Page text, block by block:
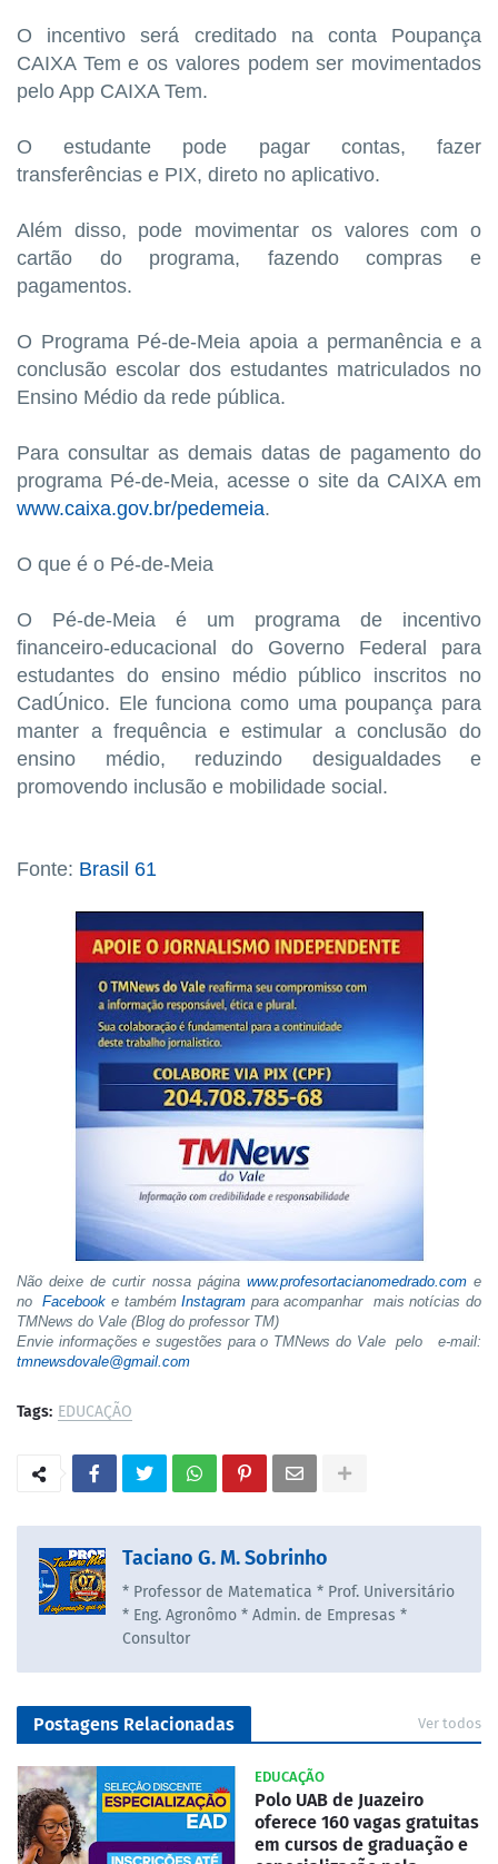
O incentivo será creditado na conta Poupança
CAIXA Tem e os valores podem ser movimentados
pelo App CAIXA Tem.
O estudante pode pagar contas, fazer
transferências e PIX, direto no aplicativo.
Além disso, pode movimentar os valores com o
cartão do programa, fazendo compras e
pagamentos.
O Programa Pé-de-Meia apoia a permanência e a
conclusão escolar dos estudantes matriculados no
Ensino Médio da rede pública.
Para consultar as demais datas de pagamento do
programa Pé-de-Meia, acesse o site da CAIXA em
www.caixa.gov.br/pedemeia.
O que é o Pé-de-Meia
O Pé-de-Meia é um programa de incentivo
financeiro-educacional do Governo Federal para
estudantes do ensino médio público inscritos no
CadÚnico. Ele funciona como uma poupança para
manter a frequência e estimular a conclusão do
ensino médio, reduzindo desigualdades e
promovendo inclusão e mobilidade social.
Fonte: Brasil 61
Não deixe de curtir nossa página www.profesortacianomedrado.come
noFacebook e tambémInstagram para acompanhar mais notícias do
TMNews do Vale (Blog do professor TM)
Envie informações e sugestões para o TMNews do Vale pelo e-mail:
tmnewsdovale@gmail.com
Tags: EDUCAÇÃO
Taciano G. M. Sobrinho
* Professor de Matematica * Prof. Universitário
* Eng. Agronômo * Admin. de Empresas *
Consultor
Postagens Relacionadas Ver todos
EDUCAÇÃO
Polo UAB de Juazeiro
oferece 160 vagas gratuitas
em cursos de graduação e